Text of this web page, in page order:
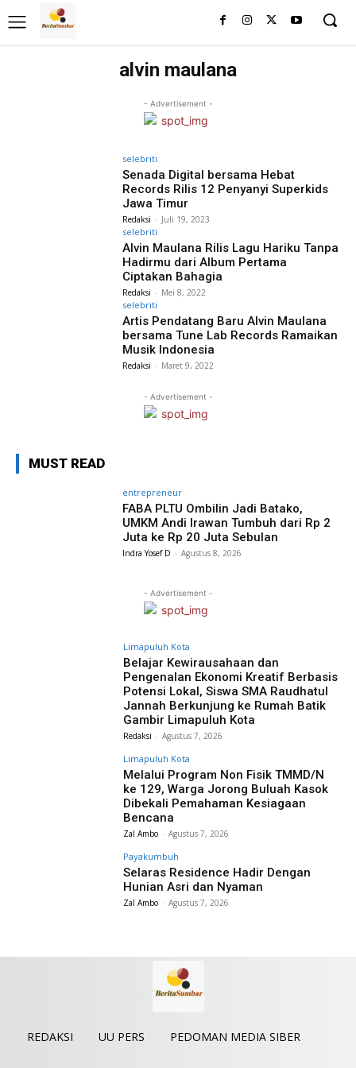
alvin maulana
- Advertisement -
selebriti
Senada Digital bersama Hebat
Records Rilis 12 Penyanyi Superkids
Jawa Timur
Redaksi - Juli 19, 2023
selebriti
Alvin Maulana Rilis Lagu Hariku Tanpa
Hadirmu dari Album Pertama
Ciptakan Bahagia
Redaksi - Mei 8, 2022
selebriti
Artis Pendatang Baru Alvin Maulana
bersama Tune Lab Records Ramaikan
Musik Indonesia
Redaksi - Maret 9, 2022
- Advertisement -
MUST READ
entrepreneur
FABA PLTU Ombilin Jadi Batako,
UMKM Andi Irawan Tumbuh dari Rp 2
Juta ke Rp 20 Juta Sebulan
Indra Yosef D - Agustus 8, 2026
- Advertisement -
Limapuluh Kota
Belajar Kewirausahaan dan
Pengenalan Ekonomi Kreatif Berbasis
Potensi Lokal, Siswa SMA Raudhatul
Jannah Berkunjung ke Rumah Batik
Gambir Limapuluh Kota
Redaksi - Agustus 7, 2026
Limapuluh Kota
Melalui Program Non Fisik TMMD/N
ke 129, Warga Jorong Buluah Kasok
Dibekali Pemahaman Kesiagaan
Bencana
Zal Ambo - Agustus 7, 2026
Payakumbuh
Selaras Residence Hadir Dengan
Hunian Asri dan Nyaman
Zal Ambo - Agustus 7, 2026
REDAKSI UU PERS PEDOMAN MEDIA SIBER